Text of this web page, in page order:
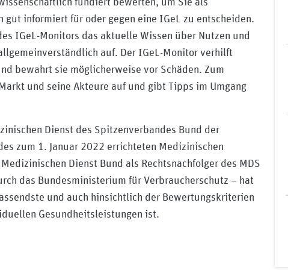
gut informiert für oder gegen eine IGeL zu entscheiden.
IGeL-Monitors das aktuelle Wissen über Nutzen und
auf. Der IGeL-Monitor verhilft
bewahrt sie möglicherweise vor Schäden. Zum
und seine Akteure auf und gibt Tipps im Umgang
Dienst des Spitzenverbandes Bund der
zum 1. Januar 2022 errichteten Medizinischen
Dienst Bund als Rechtsnachfolger des MDS
das Bundesministerium für Verbraucherschutz – hat
und auch hinsichtlich der Bewertungskriterien
Gesundheitsleistungen ist.